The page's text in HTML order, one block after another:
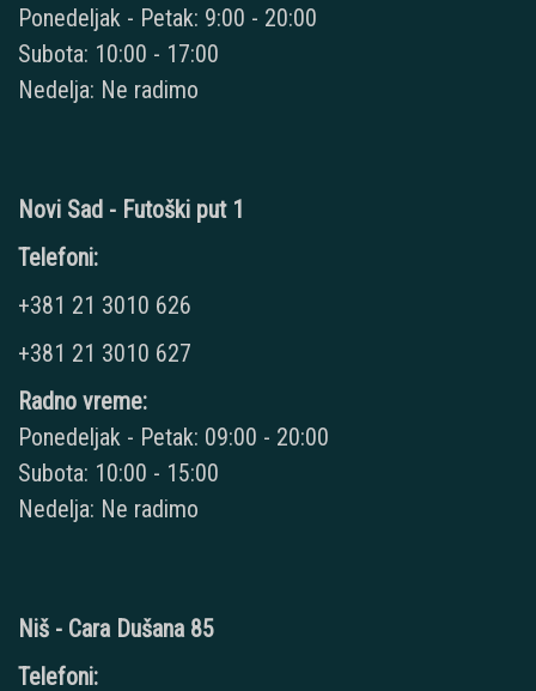
Ponedeljak - Petak: 9:00 - 20:00
Subota: 10:00 - 17:00
Nedelja: Ne radimo
Novi Sad - Futoški put 1
Telefoni:
+381 21 3010 626
+381 21 3010 627
Radno vreme:
Ponedeljak - Petak: 09:00 - 20:00
Subota: 10:00 - 15:00
Nedelja: Ne radimo
Niš - Cara Dušana 85
Telefoni: